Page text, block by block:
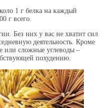
1 г белка на каждый
г всего.
Без них у вас не хватит сил
деятельность. Кроме
или сложные углеводы –
похудению.